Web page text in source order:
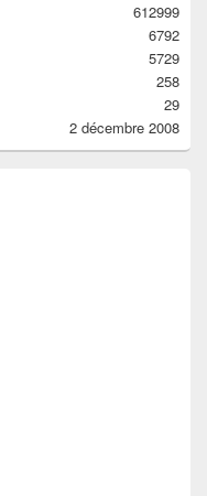
612999
6792
5729
258
29
2 décembre 2008